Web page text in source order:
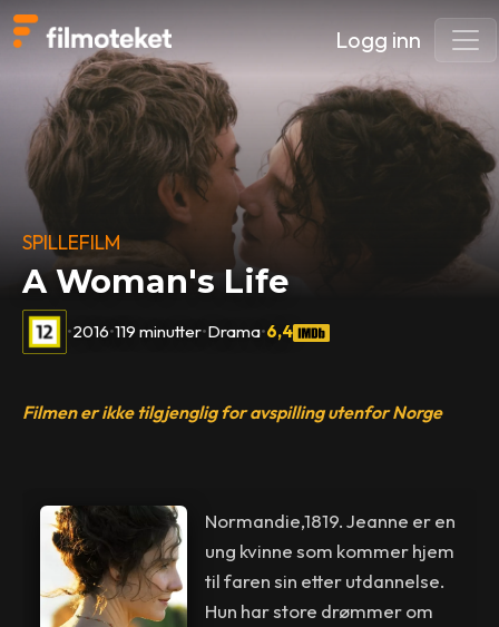
Logg inn
SPILLEFILM
A Woman's Life
•2016•119 minutter•Drama•6,4
Filmen er ikke tilgjenglig for avspilling utenfor Norge
Normandie,1819. Jeanne er en
ung kvinne som kommer hjem
til faren sin etter utdannelse.
Hun har store drømmer om